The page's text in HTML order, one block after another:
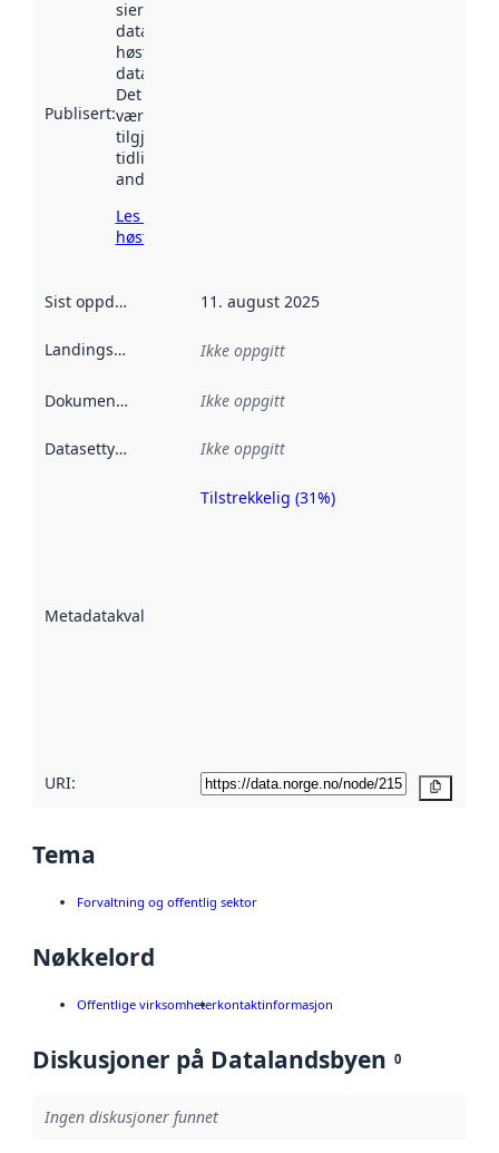
Publisert:
sier når
datasettet ble
høstet av
data.norge.no.
Det kan ha
vært
tilgjengelig
tidligere
andre steder.
Les mer om
høsting her
Sist oppdatert 11. august 2025
Landingsside Ikke oppgitt
Dokumentasjon Ikke oppgitt
Datasettype Ikke oppgitt
Metadatakvalitet
Metadatakvalitet
Tilstrekkelig (31%)
URI:
Tema
Forvaltning og offentlig sektor
Nøkkelord
Offentlige virksomheterkontaktinformasjon
Diskusjoner på Datalandsbyen 0
Ingen diskusjoner funnet